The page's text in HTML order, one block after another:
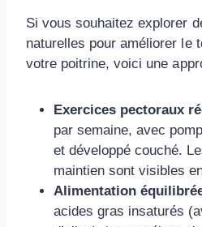
Si vous souhaitez explorer
naturelles pour améliorer le
votre poitrine, voici une
Exercices pectoraux
par semaine, avec
et développé couché.
maintien sont visibles
Alimentation
acides gras insaturés